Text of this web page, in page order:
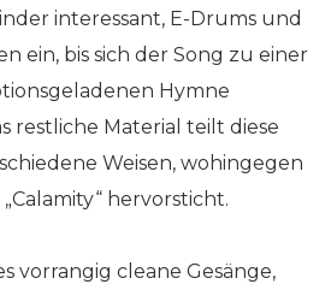
interessant, E-Drums und
ein, bis sich der Song zu einer
Hymne
restliche Material teilt diese
Weisen, wohingegen
hervorsticht.
vorrangig cleane Gesänge,